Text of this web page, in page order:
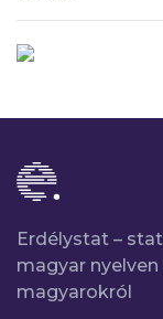
Erdélystat –
magyar nyelven
magyarokról